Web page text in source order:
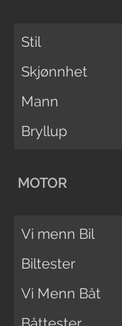
Stil
Skjønnhet
Mann
Bryllup
MOTOR
Vi menn Bil
Biltester
Vi Menn Båt